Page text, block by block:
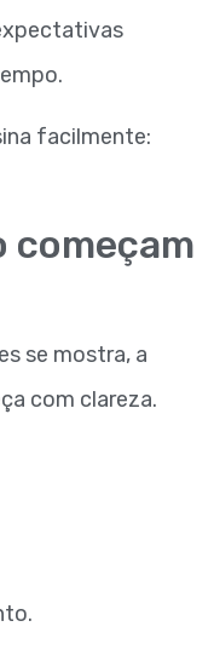
facilmente:
começam
se mostra, a
com clareza.